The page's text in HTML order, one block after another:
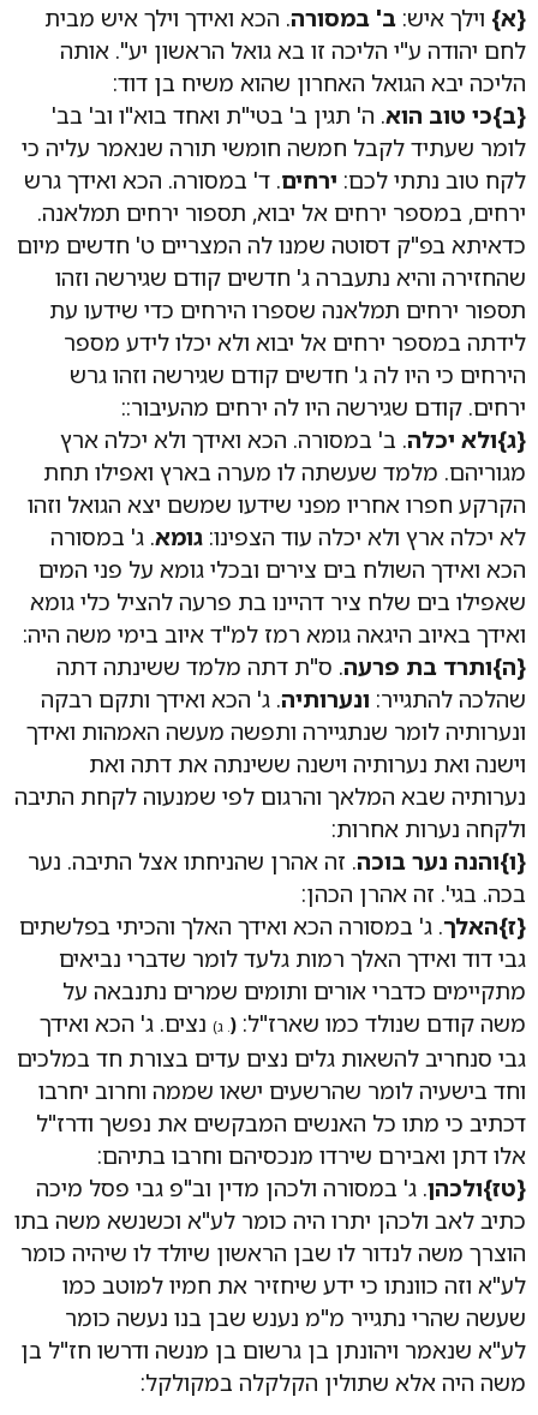
{א} וילך איש: ב' במסורה. הכא ואידך וילך איש מבית
לחם יהודה ע"י הליכה זו בא גואל הראשון יע". אותה
הליכה יבא הגואל האחרון שהוא משיח בן דוד:
{ב}כי טוב הוא. ה' תגין ב' בטי"ת ואחד בוא"ו וב' בב'
לומר שעתיד לקבל חמשה חומשי תורה שנאמר עליה כי
לקח טוב נתתי לכם: ירחים. ד' במסורה. הכא ואידך גרש
ירחים, במספר ירחים אל יבוא, תספור ירחים תמלאנה.
כדאיתא בפ"ק דסוטה שמנו לה המצריים ט' חדשים מיום
שהחזירה והיא נתעברה ג' חדשים קודם שגירשה וזהו
תספור ירחים תמלאנה שספרו הירחים כדי שידעו עת
לידתה במספר ירחים אל יבוא ולא יכלו לידע מספר
הירחים כי היו לה ג' חדשים קודם שגירשה וזהו גרש
ירחים. קודם שגירשה היו לה ירחים מהעיבור::
{ג}ולא יכלה. ב' במסורה. הכא ואידך ולא יכלה ארץ
מגוריהם. מלמד שעשתה לו מערה בארץ ואפילו תחת
הקרקע חפרו אחריו מפני שידעו שמשם יצא הגואל וזהו
לא יכלה ארץ ולא יכלה עוד הצפינו: גומא. ג' במסורה
הכא ואידך השולח בים צירים ובכלי גומא על פני המים
שאפילו בים שלח ציר דהיינו בת פרעה להציל כלי גומא
ואידך באיוב היגאה גומא רמז למ"ד איוב בימי משה היה:
{ה}ותרד בת פרעה. ס"ת דתה מלמד ששינתה דתה
שהלכה להתגייר: ונערותיה. ג' הכא ואידך ותקם רבקה
ונערותיה לומר שנתגיירה ותפשה מעשה האמהות ואידך
וישנה ואת נערותיה וישנה ששינתה את דתה ואת
נערותיה שבא המלאך והרגום לפי שמנעוה לקחת התיבה
ולקחה נערות אחרות:
{ו}והנה נער בוכה. זה אהרן שהניחתו אצל התיבה. נער
בכה. בגי'. זה אהרן הכהן:
{ז}האלך. ג' במסורה הכא ואידך האלך והכיתי בפלשתים
גבי דוד ואידך האלך רמות גלעד לומר שדברי נביאים
מתקיימים כדברי אורים ותומים שמרים נתנבאה על
משה קודם שנולד כמו שארז"ל: (. ג) נצים. ג' הכא ואידך
גבי סנחריב להשאות גלים נצים עדים בצורת חד במלכים
וחד בישעיה לומר שהרשעים ישאו שממה וחרוב יחרבו
דכתיב כי מתו כל האנשים המבקשים את נפשך ודרז"ל
אלו דתן ואבירם שירדו מנכסיהם וחרבו בתיהם:
{טז}ולכהן. ג' במסורה ולכהן מדין וב"פ גבי פסל מיכה
כתיב לאב ולכהן יתרו היה כומר לע"א וכשנשא משה בתו
הוצרך משה לנדור לו שבן הראשון שיולד לו שיהיה כומר
לע"א וזה כוונתו כי ידע שיחזיר את חמיו למוטב כמו
שעשה שהרי נתגייר מ"מ נענש שבן בנו נעשה כומר
לע"א שנאמר ויהונתן בן גרשום בן מנשה ודרשו חז"ל בן
משה היה אלא שתולין הקלקלה במקולקל: